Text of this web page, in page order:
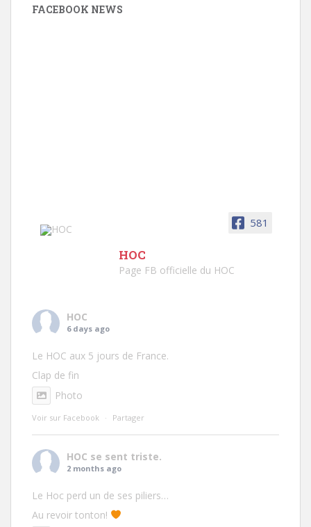
FACEBOOK NEWS
581
HOC
Page FB officielle du HOC
HOC
6 days ago
Le HOC aux 5 jours de France.
Clap de fin
Photo
Voir sur Facebook · Partager
HOC se sent triste.
2 months ago
Le Hoc perd un de ses piliers…
Au revoir tonton!